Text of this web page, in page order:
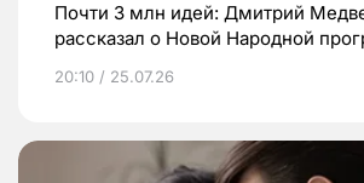
Почти 3 млн идей: Дмитрий
рассказал о Новой Народной
20:10 / 25.07.26